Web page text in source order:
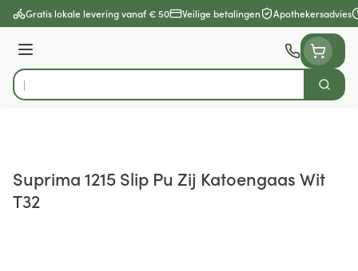
Ga naar de inhoud
Gratis lokale levering vanaf € 50 Veilige betalingen Apothekersadvies
Menu
Product, merk, categorie...
Zoek
Suprima 1215 Slip Pu Zij Katoengaas Wit
T32